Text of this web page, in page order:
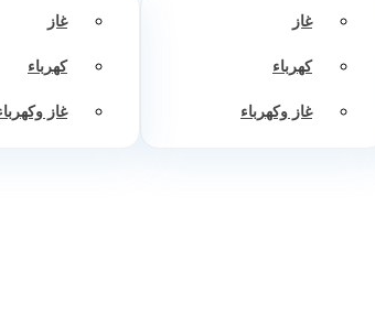
غاز
كهرباء
غاز وكهرباء
غاز
كهرباء
غاز